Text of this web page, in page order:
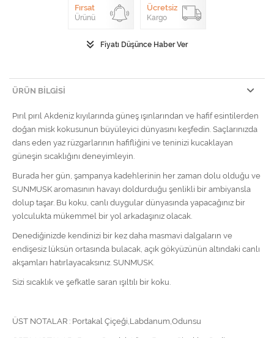
Fırsat
Ürünü
Ücretsiz
Kargo
Fiyatı Düşünce Haber Ver
ÜRÜN BILGISI
Pırıl pırıl Akdeniz kıyılarında güneş ışınlarından ve hafif esintilerden
doğan misk kokusunun büyüleyici dünyasını keşfedin. Saçlarınızda
dans eden yaz rüzgarlarının hafifliğini ve teninizi kucaklayan
güneşin sıcaklığını deneyimleyin.
Burada her gün, şampanya kadehlerinin her zaman dolu olduğu ve
SUNMUSK aromasının havayı doldurduğu şenlikli bir ambiyansla
dolup taşar. Bu koku, canlı duygular dünyasında yapacağınız bir
yolculukta mükemmel bir yol arkadaşınız olacak.
Denediğinizde kendinizi bir kez daha masmavi dalgaların ve
endişesiz lüksün ortasında bulacak, açık gökyüzünün altındaki canlı
akşamları hatırlayacaksınız. SUNMUSK.
Sizi sıcaklık ve şefkatle saran ışıltılı bir koku.
ÜST NOTALAR : Portakal Çiçeği,Labdanum,Odunsu